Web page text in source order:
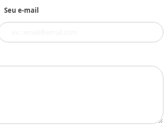
Seu e-mail